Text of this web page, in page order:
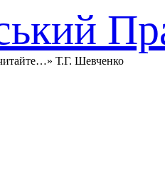
Т.Г. Шевченко